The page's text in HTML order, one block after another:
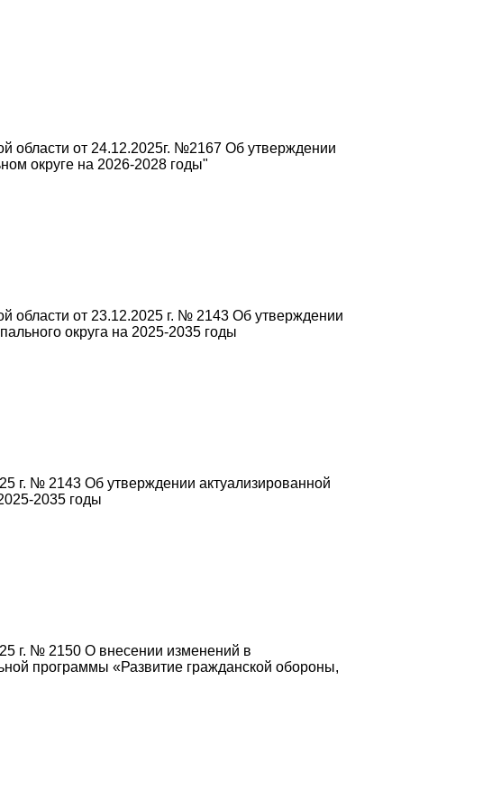
области от 24.12.2025г. №2167 Об утверждении
округе на 2026-2028 годы"
области от 23.12.2025 г. № 2143 Об утверждении
округа на 2025-2035 годы
г. № 2143 Об утверждении актуализированной
2035 годы
г. № 2150 О внесении изменений в
программы «Развитие гражданской обороны,